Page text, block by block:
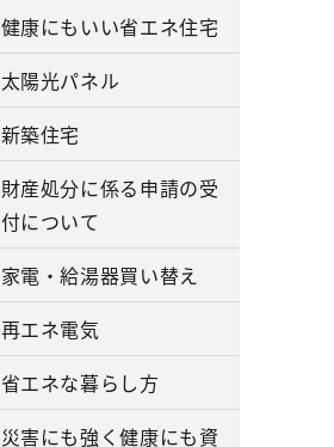
健康にもいい省エネ住宅
太陽光パネル
新築住宅
財産処分に係る申請の受
付について
家電・給湯器買い替え
再エネ電気
省エネな暮らし方
災害にも強く健康にも資